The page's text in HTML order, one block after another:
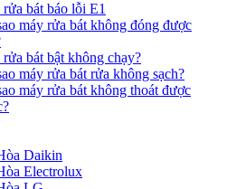
bát báo lỗi E1
máy rửa bát không đóng được
bát bật không chạy?
máy rửa bát rửa không sạch?
máy rửa bát không thoát được
Daikin
Electrolux